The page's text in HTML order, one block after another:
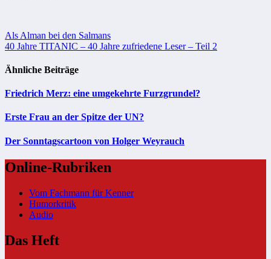
Beitragsnavigation
Als Alman bei den Salmans
40 Jahre TITANIC – 40 Jahre zufriedene Leser – Teil 2
Ähnliche Beiträge
Friedrich Merz: eine umgekehrte Furzgrundel?
Erste Frau an der Spitze der UN?
Der Sonntagscartoon von Holger Weyrauch
Online-Rubriken
Vom Fachmann für Kenner
Humorkritik
Audio
Das Heft